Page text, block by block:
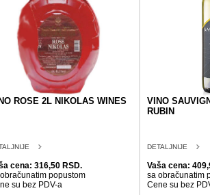
ROSE 2L NIKOLAS WINES
cena: 316,50 RSD.
popustom
su bez PDV-a
VINO
RUBIN
DETALJNIJE
Vaša cena:
sa obračunatim
Cene su bez